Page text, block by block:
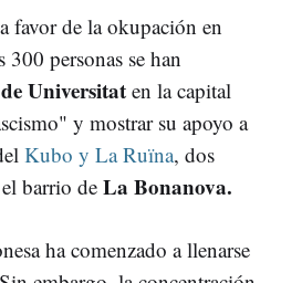
favor de la okupación en
300 personas se han
Universitaten la capital
y mostrar su apoyo a
Kubo y La Ruïna, dos
barrio de La Bonanova.
ha comenzado a llenarse